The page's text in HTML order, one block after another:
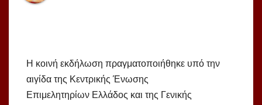
Η κοινή εκδήλωση πραγματοποιήθηκε υπό την
αιγίδα της Κεντρικής Ένωσης
Επιμελητηρίων Ελλάδος και της Γενικής